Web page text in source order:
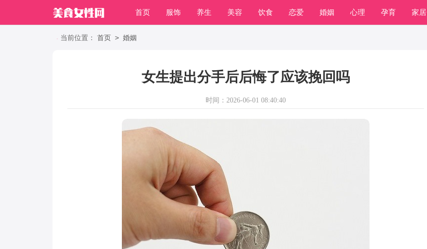
首页 服饰 养生 美容 饮食 恋爱 婚姻 心理 孕育 家居
职场
当前位置： 首页 > 婚姻
女生提出分手后后悔了应该挽回吗
时间：2026-06-01 08:40:40